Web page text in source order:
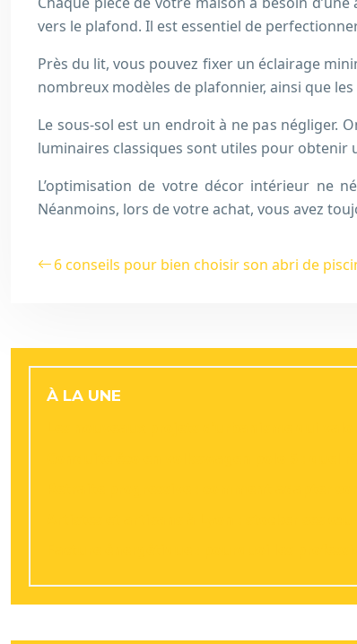
vers le plafond. Il est essentiel de
Près du lit, vous pouvez fixer un éclairage
nombreux modèles de plafonnier, ainsi que
Le sous-sol est un endroit à ne pas négliger.
luminaires classiques sont utiles pour obtenir
L’optimisation de votre décor intérieur ne
Néanmoins, lors de votre achat, vous avez
6 conseils pour bien choisir son abri de
À LA UNE